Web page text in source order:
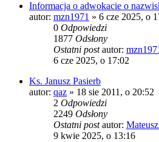
Informacja o adwokacie o
autor: mzn1971 » 6 cze 2025, o
0 Odpowiedzi
1877 Odsłony
Ostatni postautor:
6 cze 2025, o 17:02
Ks. Janusz Pasierb
autor: qaz » 18 sie 2011, o 20:52
2 Odpowiedzi
2249 Odsłony
Ostatni postautor:
9 kwie 2025, o 13:16